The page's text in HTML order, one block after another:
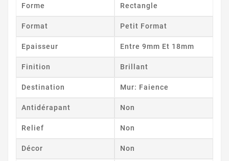
Forme Rectangle
Format Petit Format
Epaisseur Entre 9mm Et 18mm
Finition Brillant
Destination Mur: Faience
Antidérapant Non
Relief Non
Décor Non